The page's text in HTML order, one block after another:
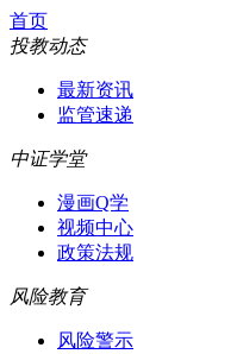
首页
投教动态
最新资讯
监管速递
中证学堂
漫画Q学
视频中心
政策法规
风险教育
风险警示